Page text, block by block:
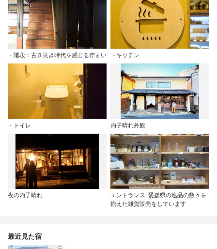
・階段：古き良き時代を感じる佇まい ・キッチン
・トイレ 内子晴れ外観
夜の内子晴れ
エントランス: 愛媛県の逸品の数々を
揃えた雑貨販売をしています
最近見た宿